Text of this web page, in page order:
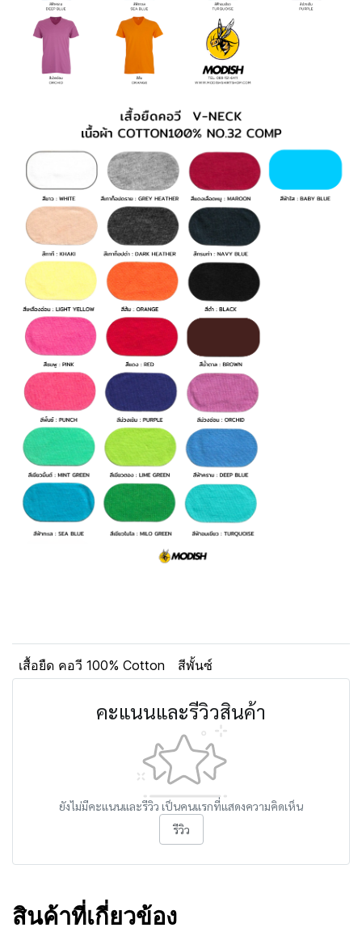
เสื้อยืด คอวี 100% Cotton สีพั้นซ์
คะแนนและรีวิวสินค้า
ยังไม่มีคะแนนและรีวิว เป็นคนแรกที่แสดงความคิดเห็น
รีวิว
สินค้าที่เกี่ยวข้อง